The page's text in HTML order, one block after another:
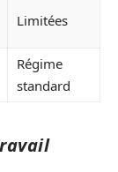
Limitées
Régime
standard